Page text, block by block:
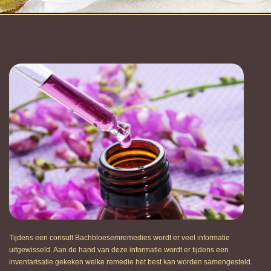
Tijdens een consult Bachbloesemremedies wordt er veel informatie
uitgewisseld. Aan de hand van deze informatie wordt er tijdens een
inventarisatie gekeken welke remedie het best kan worden samengesteld.